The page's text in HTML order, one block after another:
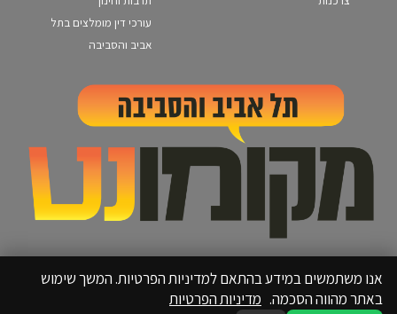
עורכי דין מומלצים בתל
אביב והסביבה
אנו משתמשים במידע בהתאם למדיניות הפרטיות. המשך שימוש
באתר מהווה הסכמה. מדיניות הפרטיות